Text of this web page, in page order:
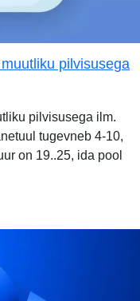
pilvisusega
pilvisusega ilm.
tugevneb 4-10,
on 19..25, ida pool